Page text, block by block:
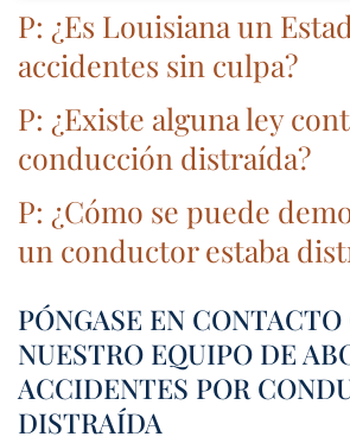
P: ¿Es Louisiana un
accidentes sin culpa?
P: ¿Existe alguna ley
conducción distraída?
P: ¿Cómo se puede
un conductor estaba
PÓNGASE EN
NUESTRO EQUIPO DE
ACCIDENTES POR
DISTRAÍDA